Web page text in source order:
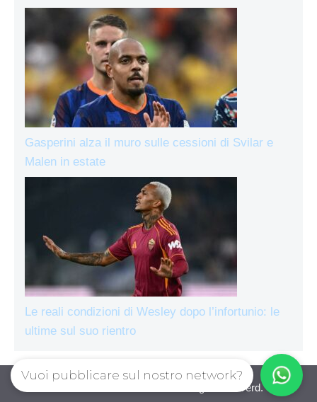
Gasperini alza il muro sulle cessioni di Svilar e
Malen in estate
Le reali condizioni di Wesley dopo l’infortunio: le
ultime sul suo rientro
AsRomaLive.com © 2026. All right reserverd.
Vuoi pubblicare sul nostro network?